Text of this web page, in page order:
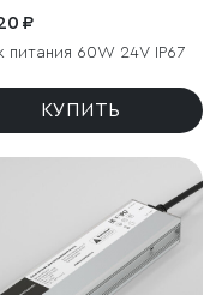
₽
питания 60W 24V IP67
КУПИТЬ